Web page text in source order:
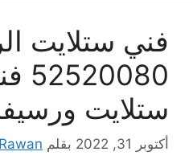
فني ستلايت
ستلايت
أكتوبر 31, 2022 بقلم Rawan